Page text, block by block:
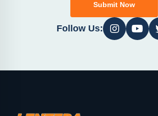
Submit Now
Follow Us: